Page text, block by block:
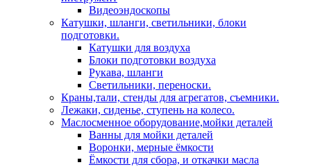
Видеоэндоскопы
Катушки, шланги, светильники, блоки
подготовки.
Катушки для воздуха
Блоки подготовки воздуха
Рукава, шланги
Светильники, переноски.
Краны,тали, стенды для агрегатов, съемники.
Лежаки, сиденье, ступень на колесо.
Маслосменное оборудование,мойки деталей
Ванны для мойки деталей
Воронки, мерные ёмкости
Ёмкости для сбора, и откачки масла